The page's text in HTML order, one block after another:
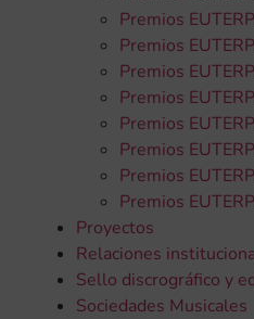
Premios
Premios
Premios
Premios
Premios
Premios
Premios
Premios
Proyectos
Relaciones
Sello discrográfico y
Sociedades Musicales